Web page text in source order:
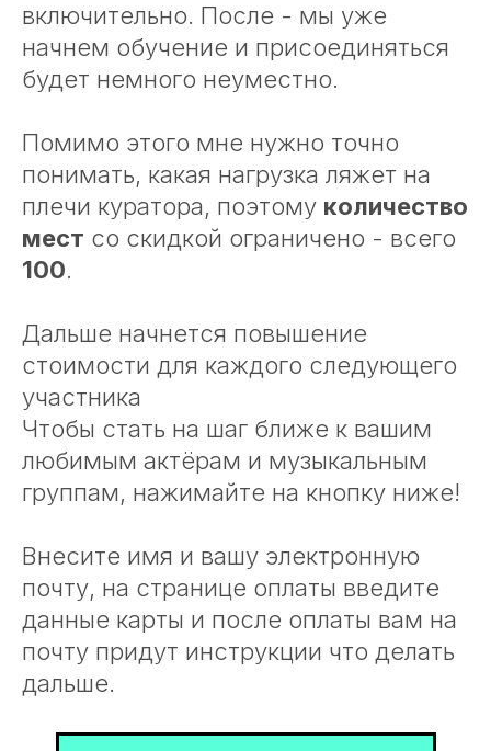
включительно. После - мы уже
начнем обучение и присоединяться
будет немного неуместно.
Помимо этого мне нужно точно
понимать, какая нагрузка ляжет на
плечи куратора, поэтому количество
мест со скидкой ограничено - всего
100.
Дальше начнется повышение
стоимости для каждого следующего
участника
Чтобы стать на шаг ближе к вашим
любимым актёрам и музыкальным
группам, нажимайте на кнопку ниже!
Внесите имя и вашу электронную
почту, на странице оплаты введите
данные карты и после оплаты вам на
почту придут инструкции что делать
дальше.